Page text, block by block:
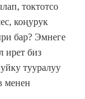
токтотсо
коңурук
бар? Эмнеге
ирет биз
тууралуу
менен